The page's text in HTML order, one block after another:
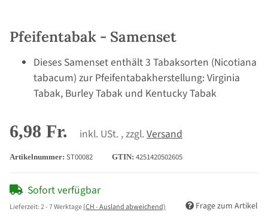
Pfeifentabak - Samenset
Dieses Samenset enthält 3 Tabaksorten (Nicotiana
tabacum) zur Pfeifentabakherstellung: Virginia
Tabak, Burley Tabak und Kentucky Tabak
6,98 Fr. inkl. USt. , zzgl. Versand
Artikelnummer: ST00082 GTIN: 4251420502605
Sofort verfügbar
Lieferzeit:2 - 7 Werktage(CH - Ausland abweichend) Frage zum Artikel